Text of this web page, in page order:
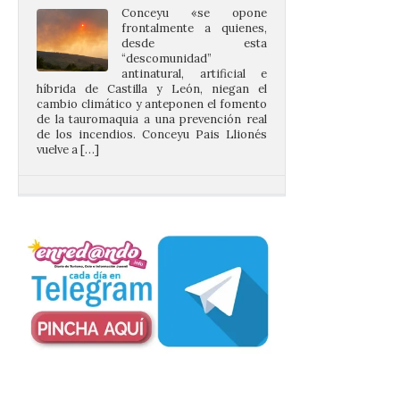
“descomunidad”
antinatural, artificial e
híbrida de Castilla y León, niegan el
cambio climático y anteponen el fomento
de la tauromaquia a una prevención real
de los incendios. Conceyu Pais Llionés
vuelve a […]
a pie o en transporte
vehículo privado para el
eclipse
8 Ago 2026
El TUS cuenta con líneas